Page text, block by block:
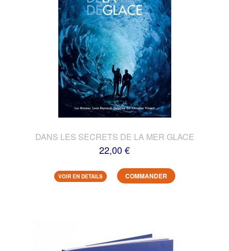
DANS LES SECRETS DE LA MER GLACE
22,00 €
VOIR EN DETAILS COMMANDER